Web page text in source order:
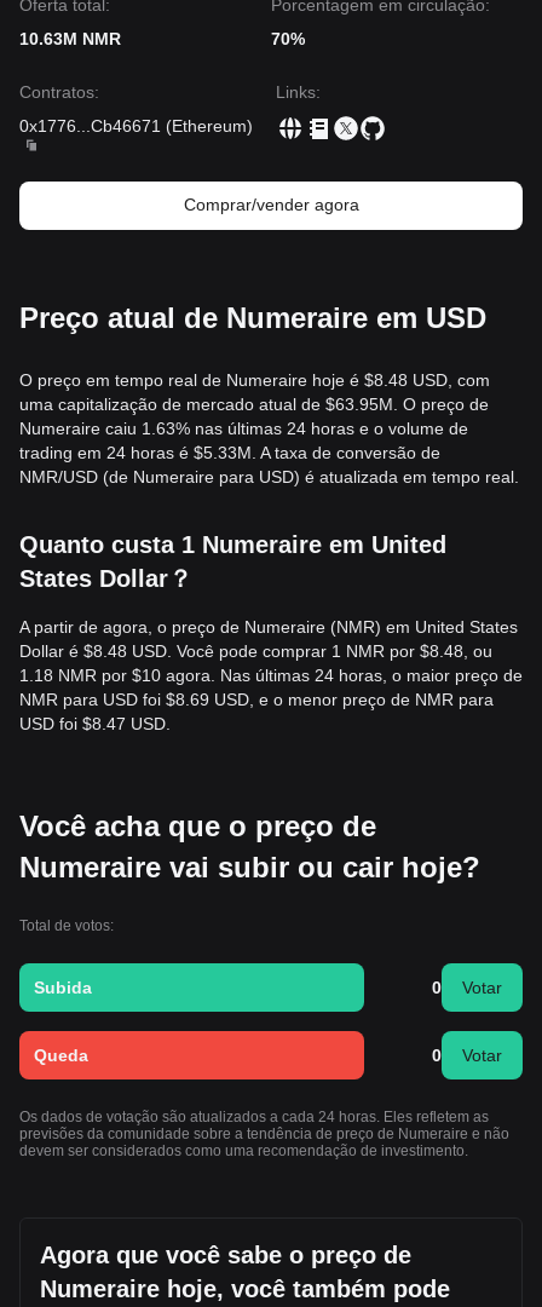
Oferta total:
10.63M NMR
Porcentagem em circulação:
70%
Contratos:
0x1776
Cb46671 (Ethereum)
Links:
Comprar/vender agora
Preço atual de Numeraire em USD
O preço em tempo real de Numeraire hoje é $8.48 USD, com
uma capitalização de mercado atual de $63.95M. O preço de
Numeraire caiu 1.63% nas últimas 24 horas e o volume de
trading em 24 horas é $5.33M. A taxa de conversão de
NMR/USD (de Numeraire para USD) é atualizada em tempo real.
Quanto custa 1 Numeraire em United
States Dollar？
A partir de agora, o preço de Numeraire (NMR) em United States
Dollar é $8.48 USD. Você pode comprar 1 NMR por $8.48, ou
1.18 NMR por $10 agora. Nas últimas 24 horas, o maior preço de
NMR para USD foi $8.69 USD, e o menor preço de NMR para
USD foi $8.47 USD.
Você acha que o preço de
Numeraire vai subir ou cair hoje?
Total de votos:
Subida 0 Votar
Queda 0 Votar
Os dados de votação são atualizados a cada 24 horas. Eles refletem as
previsões da comunidade sobre a tendência de preço de Numeraire e não
devem ser considerados como uma recomendação de investimento.
Agora que você sabe o preço de
Numeraire hoje, você também pode